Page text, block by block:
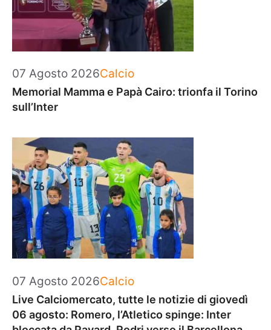
07 Agosto 2026Categorie
Calcio
Memorial Mamma e Papà Cairo: trionfa il Torino
sull’Inter
07 Agosto 2026Categorie
Calcio
Live Calciomercato, tutte le notizie di giovedì
06 agosto: Romero, l’Atletico spinge: Inter